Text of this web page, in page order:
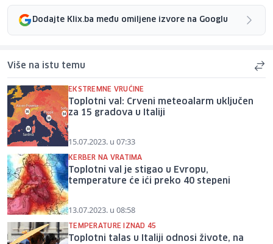
Dodajte Klix.ba među omiljene izvore na Googlu
Više na istu temu
EKSTREMNE VRUĆINE
Toplotni val: Crveni meteoalarm uključen
za 15 gradova u Italiji
15.07.2023. u 07:33
KERBER NA VRATIMA
Toplotni val je stigao u Evropu,
temperature će ići preko 40 stepeni
13.07.2023. u 08:58
TEMPERATURE IZNAD 45
Toplotni talas u Italiji odnosi živote, na